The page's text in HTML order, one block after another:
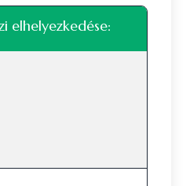
elhelyezkedése: